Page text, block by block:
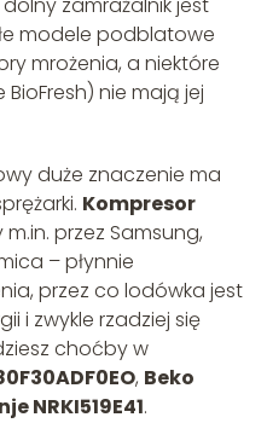
dolny zamrażalnik jest
modele podblatowe
mrożenia, a niektóre
nie mają jej
duże znaczenie ma
Kompresor
przez Samsung,
– płynnie
przez co lodówka jest
i zwykle rzadziej się
choćby w
, Beko
NRKI519E41.